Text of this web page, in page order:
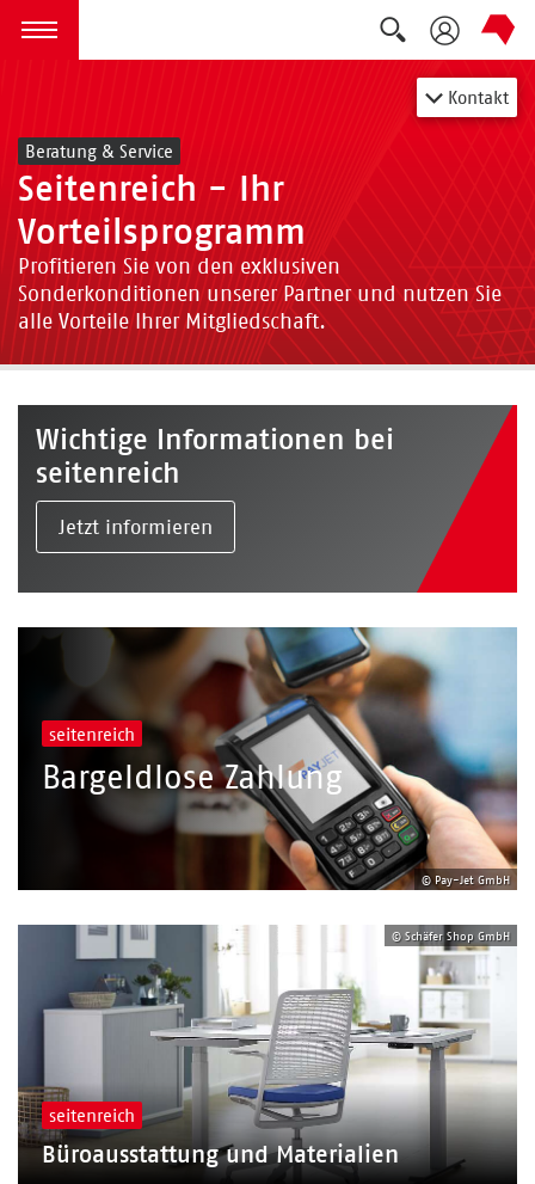
zum Inhalt springen
Menü öffnen
Suche
Kontakt
Beratung & Service
Seitenreich - Ihr
Vorteilsprogramm
Profitieren Sie von den exklusiven
Sonderkonditionen unserer Partner und nutzen Sie
alle Vorteile Ihrer Mitgliedschaft.
Wichtige Informationen bei
seitenreich
Jetzt informieren
seitenreich
Bargeldlose Zahlung
© Pay-Jet GmbH
seitenreich
Büroausstattung und Materialien
© Schäfer Shop GmbH